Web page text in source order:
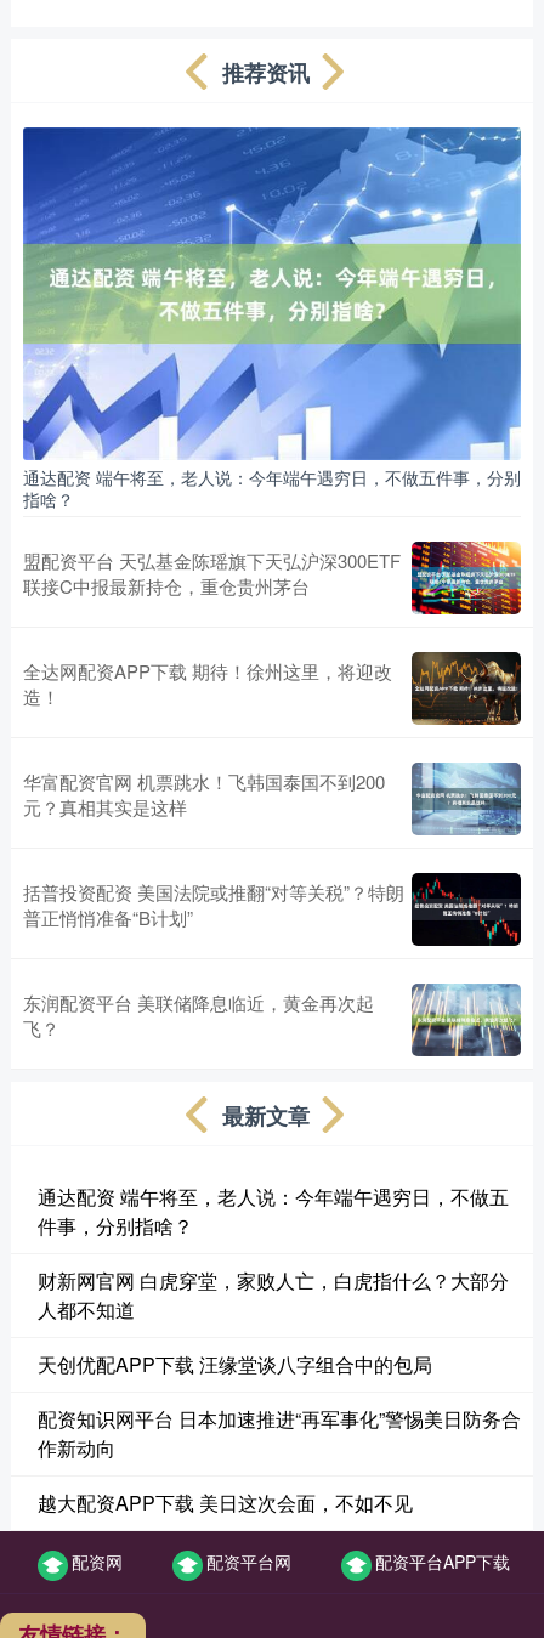
推荐资讯
通达配资 端午将至，老人说：今年端午遇穷日，不做五件事，分别
指啥？
盟配资平台 天弘基金陈瑶旗下天弘沪深300ETF
联接C中报最新持仓，重仓贵州茅台
全达网配资APP下载 期待！徐州这里，将迎改
造！
华富配资官网 机票跳水！飞韩国泰国不到200
元？真相其实是这样
括普投资配资 美国法院或推翻“对等关税”？特朗
普正悄悄准备“B计划”
东润配资平台 美联储降息临近，黄金再次起
飞？
最新文章
通达配资 端午将至，老人说：今年端午遇穷日，不做五
件事，分别指啥？
财新网官网 白虎穿堂，家败人亡，白虎指什么？大部分
人都不知道
天创优配APP下载 汪缘堂谈八字组合中的包局
配资知识网平台 日本加速推进“再军事化”警惕美日防务合
作新动向
越大配资APP下载 美日这次会面，不如不见
配资网 配资平台网 配资平台APP下载